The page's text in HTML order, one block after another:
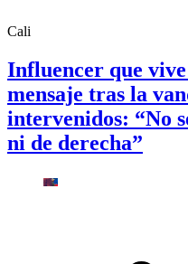
Cali
Influencer que
mensaje tras la
intervenidos: “No
ni de derecha”